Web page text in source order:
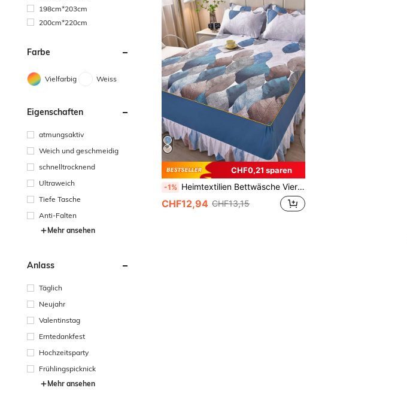
198cm*203cm
200cm*220cm
Farbe
Vielfarbig Weiss
Eigenschaften
atmungsaktiv
Weich und geschmeidig
schnelltrocknend
Ultraweich
Tiefe Tasche
Anti-Falten
Mehr ansehen
Anlass
Täglich
Neujahr
Valentinstag
Erntedankfest
Hochzeitsparty
Frühlingspicknick
Mehr ansehen
CHF0,21 sparen
-1% Heimtextilien Bettwäsche Vier Jahreszeiten Winter Warme Bettwäsche Koreanischer Stil Einzel-und Doppelbett Multi-spezifikation Multi-größe Dick Gebürstet Reaktive Druck Multi-farbe Bett Rock
CHF12,94 CHF13,15